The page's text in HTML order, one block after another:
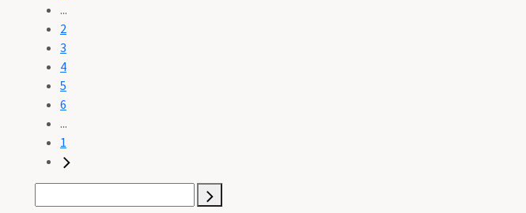
...
2
3
4
5
6
...
1